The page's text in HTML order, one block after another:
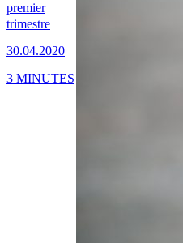
premier
trimestre
30.04.2020
3 MINUTES